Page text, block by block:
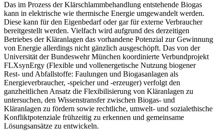
Das im Prozess der Klärschlammbehandlung entstehende Biogas
kann in elektrische wie thermische Energie umgewandelt werden.
Diese kann für den Eigenbedarf oder gar für externe Verbraucher
bereitgestellt werden. Vielfach wird aufgrund des derzeitigen
Betriebes der Kläranlagen das vorhandene Potenzial zur Gewinnung
von Energie allerdings nicht gänzlich ausgeschöpft. Das von der
Universität der Bundeswehr München koordinierte Verbundprojekt
FLXsynErgy (Flexible und vollenergetische Nutzung biogener
Rest- und Abfallstoffe: Faulungen und Biogasanlagen als
Energieverbraucher, -speicher und -erzeuger) verfolgt den
ganzheitlichen Ansatz die Flexibilisierung von Kläranlagen zu
untersuchen, den Wissenstransfer zwischen Biogas- und
Kläranlagen zu fördern sowie rechtliche, umwelt- und sozialethische
Konfliktpotenziale frühzeitig zu erkennen und gemeinsame
Lösungsansätze zu entwickeln.